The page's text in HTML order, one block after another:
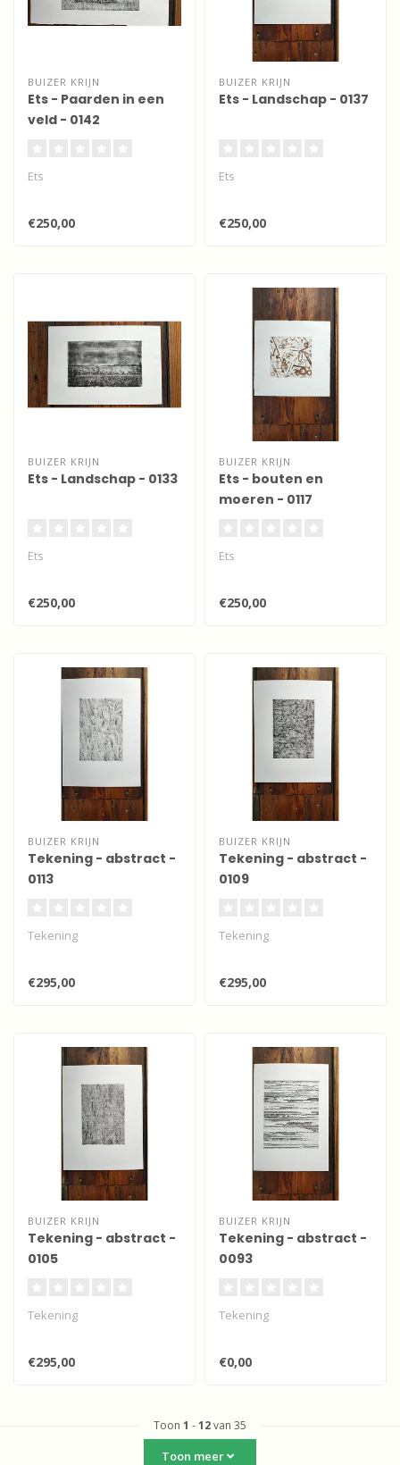
BUIZER KRIJN
Ets - Paarden in een
veld - 0142
Ets
€250,00
BUIZER KRIJN
Ets - Landschap - 0137
Ets
€250,00
BUIZER KRIJN
Ets - Landschap - 0133
Ets
€250,00
BUIZER KRIJN
Ets - bouten en
moeren - 0117
Ets
€250,00
BUIZER KRIJN
Tekening - abstract -
0113
Tekening
€295,00
BUIZER KRIJN
Tekening - abstract -
0109
Tekening
€295,00
BUIZER KRIJN
Tekening - abstract -
0105
Tekening
€295,00
BUIZER KRIJN
Tekening - abstract -
0093
Tekening
€0,00
Toon 1 -12van 35
Toon meer